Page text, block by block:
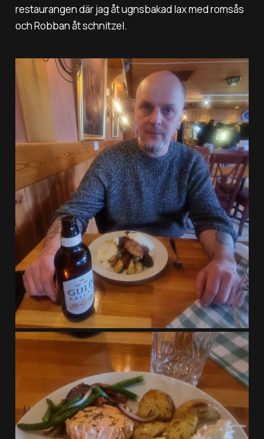
restaurangen där jag åt ugnsbakad lax med romsås
och Robban åt schnitzel.